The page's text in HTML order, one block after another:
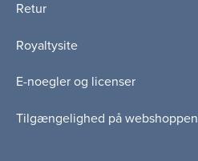
Retur
Royaltysite
E-noegler og licenser
Tilgængelighed på webshoppen